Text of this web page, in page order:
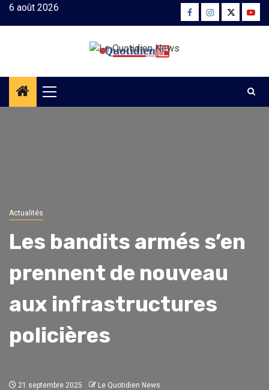
Skip6 août 2026 Facebook
Instagram
Twitter
Primary
Menu
Actualités
Les bandits armés s’en
prennent de nouveau
aux infrastructures
policières
21 septembre 2025 Le Quotidien News